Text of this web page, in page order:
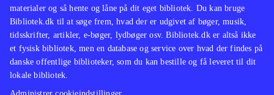
materialer og så hente og låne på dit eget bibliotek. Du kan bruge
Bibliotek.dk til at søge frem, hvad der er udgivet af bøger, musik,
tidsskrifter, artikler, e-bøger, lydbøger osv. Bibliotek.dk er altså ikke
et fysisk bibliotek, men en database og service over hvad der findes på
danske offentlige biblioteker, som du kan bestille og få leveret til dit
lokale bibliotek.